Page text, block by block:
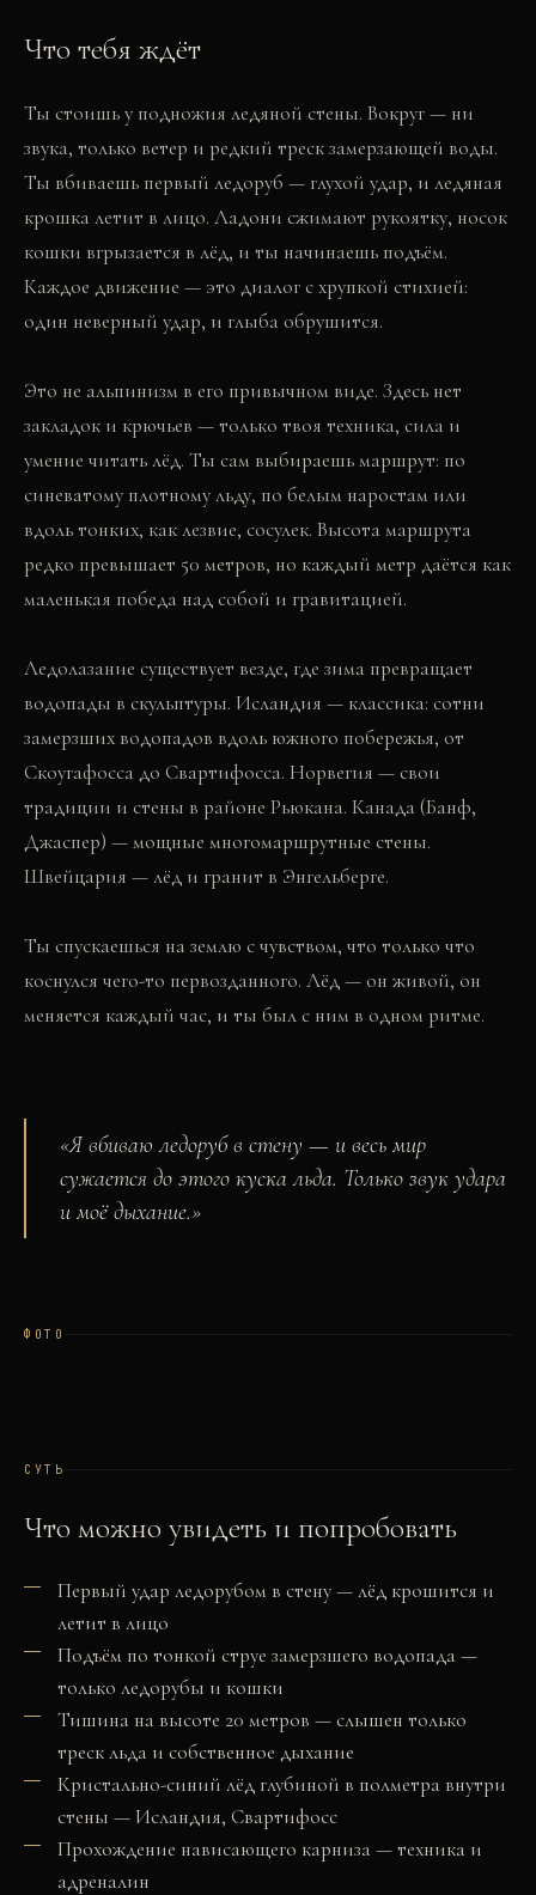
Что тебя ждёт
Ты стоишь у подножия ледяной стены. Вокруг — ни
звука, только ветер и редкий треск замерзающей воды.
Ты вбиваешь первый ледоруб — глухой удар, и ледяная
крошка летит в лицо. Ладони сжимают рукоятку, носок
кошки вгрызается в лёд, и ты начинаешь подъём.
Каждое движение — это диалог с хрупкой стихией:
один неверный удар, и глыба обрушится.
Это не альпинизм в его привычном виде. Здесь нет
закладок и крючьев — только твоя техника, сила и
умение читать лёд. Ты сам выбираешь маршрут: по
синеватому плотному льду, по белым наростам или
вдоль тонких, как лезвие, сосулек. Высота маршрута
редко превышает 50 метров, но каждый метр даётся как
маленькая победа над собой и гравитацией.
Ледолазание существует везде, где зима превращает
водопады в скульптуры. Исландия — классика: сотни
замерзших водопадов вдоль южного побережья, от
Скоугафосса до Свартифосса. Норвегия — свои
традиции и стены в районе Рьюкана. Канада (Банф,
Джаспер) — мощные многомаршрутные стены.
Швейцария — лёд и гранит в Энгельберге.
Ты спускаешься на землю с чувством, что только что
коснулся чего-то первозданного. Лёд — он живой, он
меняется каждый час, и ты был с ним в одном ритме.
«Я вбиваю ледоруб в стену — и весь мир
сужается до этого куска льда. Только звук удара
и моё дыхание.»
ФОТО
СУТЬ
Что можно увидеть и попробовать
Первый удар ледорубом в стену — лёд крошится и
летит в лицо
Подъём по тонкой струе замерзшего водопада —
только ледорубы и кошки
Тишина на высоте 20 метров — слышен только
треск льда и собственное дыхание
Кристально-синий лёд глубиной в полметра внутри
стены — Исландия, Свартифосс
Прохождение нависающего карниза — техника и
адреналин